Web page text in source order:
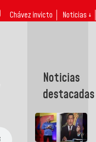
Chávez invicto Noticias ↓
Noticias
destacadas